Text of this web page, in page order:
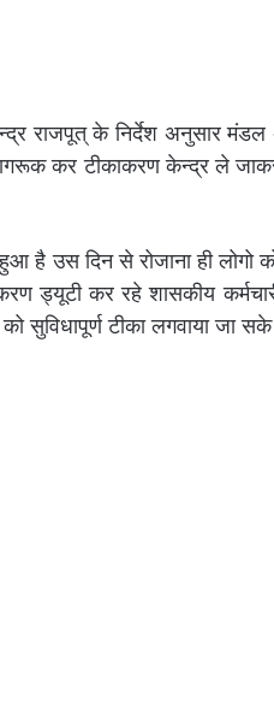
राजपूत् के निर्देश अनुसार मंडल
कर टीकाकरण केन्द्र ले
है उस दिन से रोजाना ही लोगो
ड्यूटी कर रहे शासकीय
सुविधापूर्ण टीका लगवाया जा